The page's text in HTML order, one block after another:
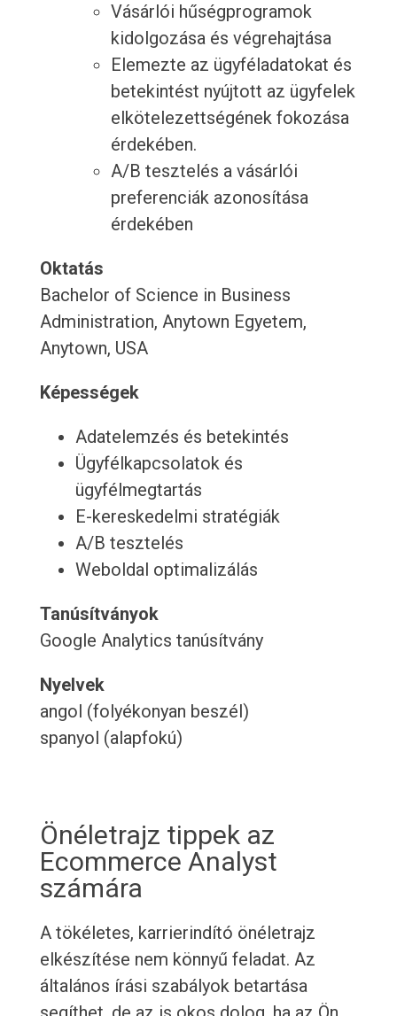
Vásárlói hűségprogramok
kidolgozása és végrehajtása
Elemezte az ügyféladatokat és
betekintést nyújtott az ügyfelek
elkötelezettségének fokozása
érdekében.
A/B tesztelés a vásárlói
preferenciák azonosítása
érdekében
Oktatás
Bachelor of Science in Business
Administration, Anytown Egyetem,
Anytown, USA
Képességek
Adatelemzés és betekintés
Ügyfélkapcsolatok és
ügyfélmegtartás
E-kereskedelmi stratégiák
A/B tesztelés
Weboldal optimalizálás
Tanúsítványok
Google Analytics tanúsítvány
Nyelvek
angol (folyékonyan beszél)
spanyol (alapfokú)
Önéletrajz tippek az
Ecommerce Analyst
számára
A tökéletes, karrierindító önéletrajz
elkészítése nem könnyű feladat. Az
általános írási szabályok betartása